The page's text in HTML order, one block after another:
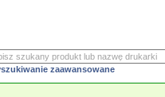
zaawansowane